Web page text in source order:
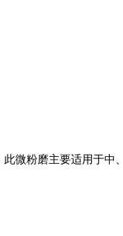
微粉磨主要适用于